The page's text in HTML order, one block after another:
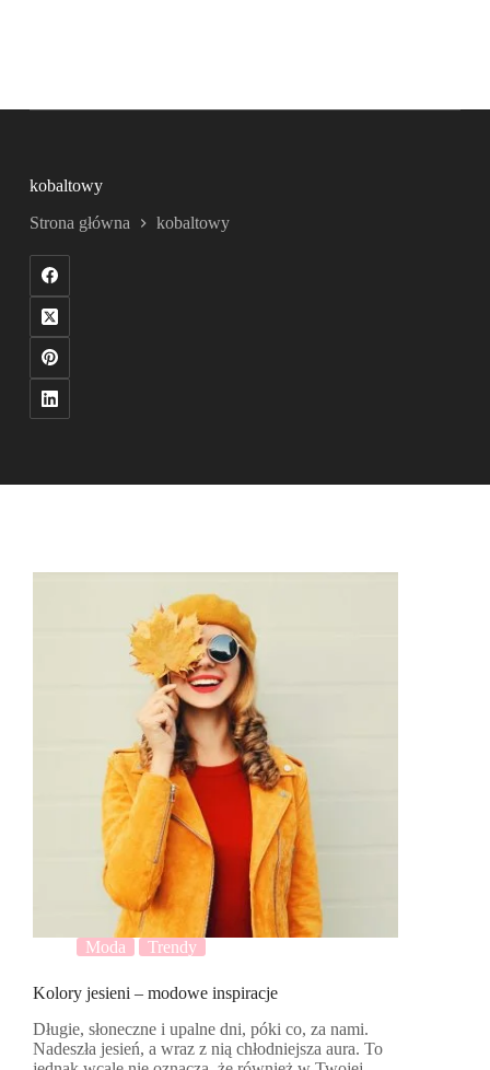
kobaltowy
Strona główna kobaltowy
Moda Trendy
Kolory jesieni – modowe inspiracje
Długie, słoneczne i upalne dni, póki co, za nami.
Nadeszła jesień, a wraz z nią chłodniejsza aura. To